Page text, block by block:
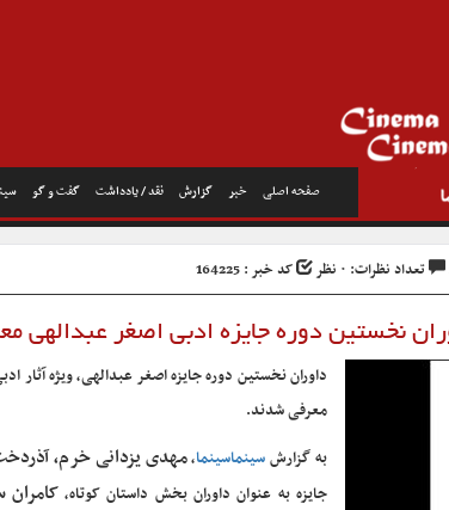
صفحه اصلی خبر گزارش نقد / یادداشت گفت و گو
تعداد نظرات: ۰ نظر کد خبر : 164225
نخستین دوره جایزه ادبی اصغر عبدالهی
معرفی شدند.
به گزارشسینماسینما،مهدی یزدانی خرم،
جایزه به عنوان داوران بخش داستان کوتاه،کامران